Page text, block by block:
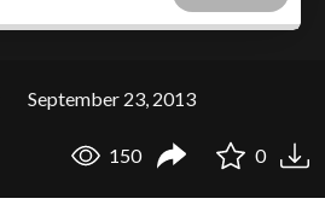
September 23, 2013
150 0